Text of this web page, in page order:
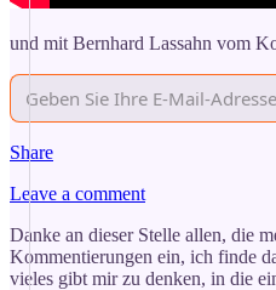
und mit Bernhard Lassahn vom
Share
Leave a comment
Danke an dieser Stelle allen, die
Kommentierungen ein, ich finde
vieles gibt mir zu denken, in die